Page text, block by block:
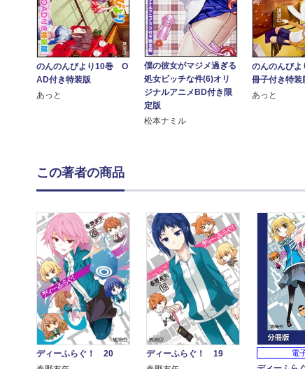
のんのんびより10巻 O
AD付き特装版
あっと
僕の彼女がマジメ過ぎる
処女ビッチな件(6)オリ
ジナルアニメBD付き限
定版
松本ナミル
のんのんび
冊子付き特装
あっと
この著者の商品
ディーふらぐ！ 20
ディーふらぐ！ 19
電